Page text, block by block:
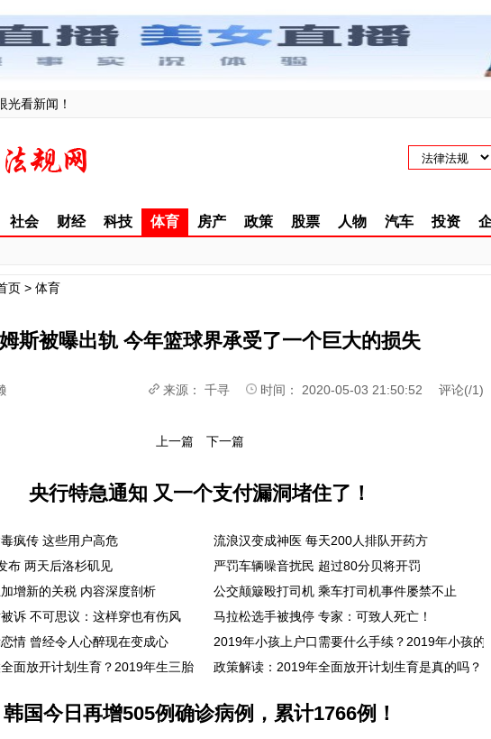
光看新闻！
社会 财经 科技 体育 房产 政策 股票 人物 汽车 投资
页 > 体育
斯被曝出轨 今年篮球界承受了一个巨大的损失
来源： 千寻 时间： 2020-05-03 21:50:52 评论(/1)
上一篇 下一篇
央行特急通知 又一个支付漏洞堵住了！
疯传 这些用户高危
流浪汉变成神医 每天200人排队开药方
布 两天后洛杉矶见
严罚车辆噪音扰民 超过80分贝将开罚
增新的关税 内容深度剖析
公交颠簸殴打司机 乘车打司机事件屡禁不止
诉 不可思议：这样穿也有伤风
马拉松选手被拽停 专家：可致人死亡！
情 曾经令人心醉现在变成心
2019年小孩上户口需要什么手续？2019年小孩的
面放开计划生育？2019年生三胎
政策解读：2019年全面放开计划生育是真的吗？
韩国今日再增505例确诊病例，累计1766例！